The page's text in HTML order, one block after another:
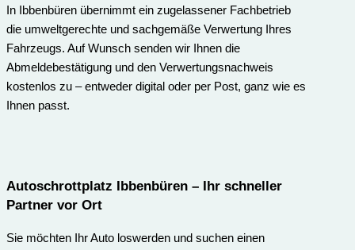
In Ibbenbüren übernimmt ein zugelassener Fachbetrieb
die umweltgerechte und sachgemäße Verwertung Ihres
Fahrzeugs. Auf Wunsch senden wir Ihnen die
Abmeldebestätigung und den Verwertungsnachweis
kostenlos zu – entweder digital oder per Post, ganz wie es
Ihnen passt.
Autoschrottplatz Ibbenbüren – Ihr schneller
Partner vor Ort
Sie möchten Ihr Auto loswerden und suchen einen